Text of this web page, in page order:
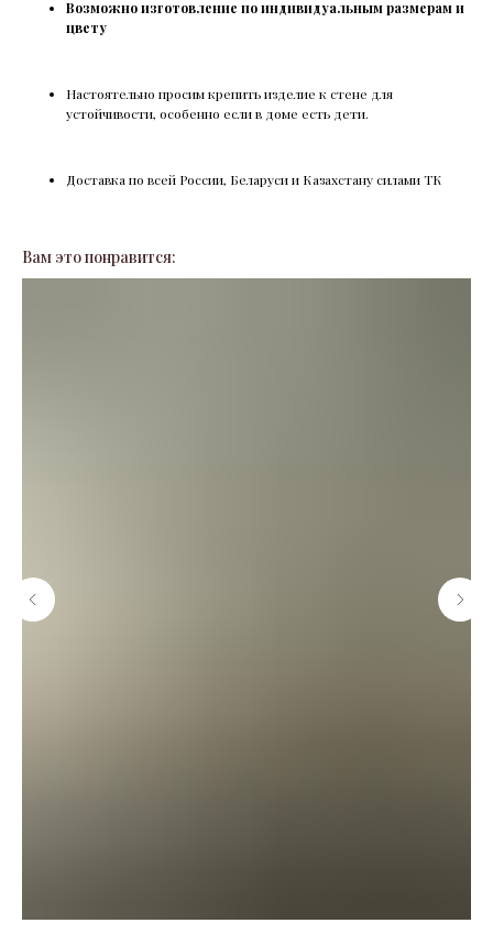
Возможно изготовление по индивидуальным размерам и
цвету
Настоятельно просим крепить изделие к стене для
устойчивости, особенно если в доме есть дети.
Доставка по всей России, Беларуси и Казахстану силами ТК
Вам это понравится: